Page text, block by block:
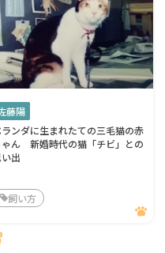
藤陽
ンダに生まれたての三毛猫の赤
ゃん 新婚時代の猫「チビ」との
出
飼い方